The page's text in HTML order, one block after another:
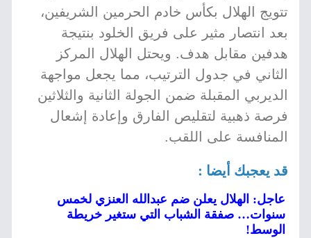
تتويج الهلال بكأس خادم الحرمين الشريفين،
بعد انتصار مثير على فريق الخلود بنتيجة
هدفين مقابل هدف. ويحتل الهلال المركز
الثاني في جدول الترتيب، مما يجعل مواجهة
الديربي المقبلة ضمن الجولة الثانية والثلاثين
فرصة ذهبية لتقليص الفارق وإعادة إشعال
المنافسة على اللقب.
قد يعجبك أيضا :
عاجل: الهلال يعلن ضم عبدالله العنزي لخمس
سنوات… صفقة الشباب التي ستغير خريطة
الوسط!